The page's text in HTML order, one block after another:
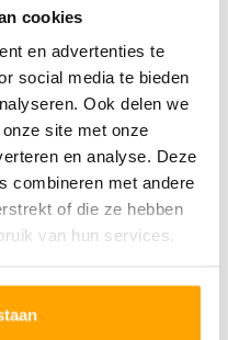
cookies
en advertenties te
social media te bieden
Ook delen we
site met onze
en analyse. Deze
combineren met andere
of die ze hebben
van hun services.
bieden diverse
met een uitbouw
je een extra
/ speelkamer
Met in
daar